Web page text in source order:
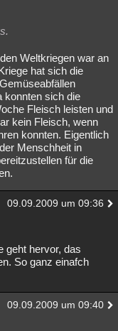
Weltkriegen war an
hat sich die
konnten sich die
Fleisch leisten und
kein Fleisch, wenn
konnten. Eigentlich
Menschheit in
für die
09.09.2009 um 09:36
geht hervor, das
So ganz einafch
09.09.2009 um 09:40